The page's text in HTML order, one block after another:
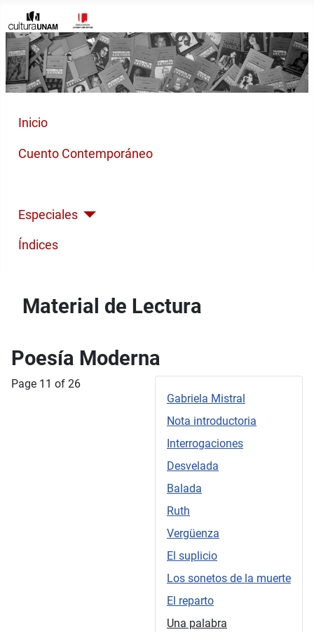
Inicio
Cuento Contemporáneo
Especiales
Índices
Material de Lectura
Poesía Moderna
Gabriela Mistral
Nota introductoria
Interrogaciones
Desvelada
Balada
Ruth
Vergüenza
El suplicio
Los sonetos de la muerte
El reparto
Una palabra
Page 11 of 26